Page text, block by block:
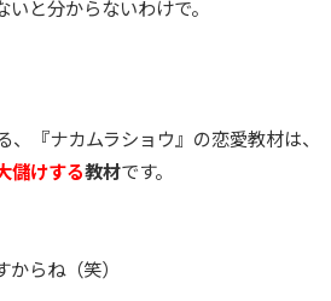
と分からないわけで。
、『ナカムラショウ』の恋愛教材は、
儲けする教材です。
からね（笑）